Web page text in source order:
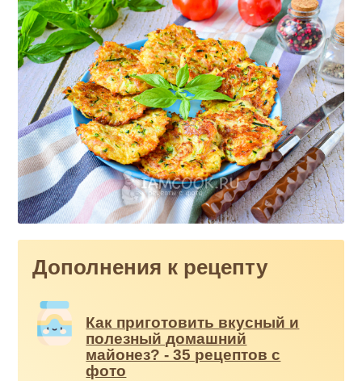
Дополнения к рецепту
Как приготовить вкусный и
полезный домашний
майонез? - 35 рецептов с
фото